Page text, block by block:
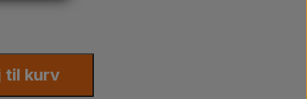
995, 996
til kurv